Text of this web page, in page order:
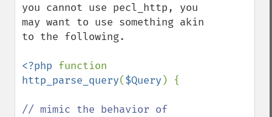
you cannot use pecl_http, you
may want to use something akin
to the following.
<?php
http_parse_query($Query ) {
// mimic the behavior of